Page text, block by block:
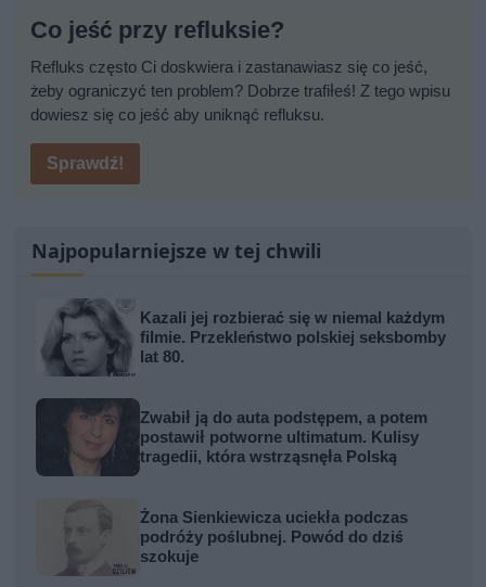
Co jeść przy refluksie?
Refluks często Ci doskwiera i zastanawiasz się co jeść,
żeby ograniczyć ten problem? Dobrze trafiłeś! Z tego wpisu
dowiesz się co jeść aby uniknąć refluksu.
Sprawdź!
Najpopularniejsze w tej chwili
Kazali jej rozbierać się w niemal każdym
filmie. Przekleństwo polskiej seksbomby
lat 80.
Zwabił ją do auta podstępem, a potem
postawił potworne ultimatum. Kulisy
tragedii, która wstrząsnęła Polską
Żona Sienkiewicza uciekła podczas
podróży poślubnej. Powód do dziś
szokuje